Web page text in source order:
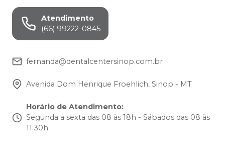
Atendimento
(66) 99222-0845
fernanda@dentalcentersinop.com.br
Avenida Dom Henrique Froehlich, Sinop - MT
Horário de Atendimento:
Segunda a sexta das 08 às 18h - Sábados das 08 às
11:30h